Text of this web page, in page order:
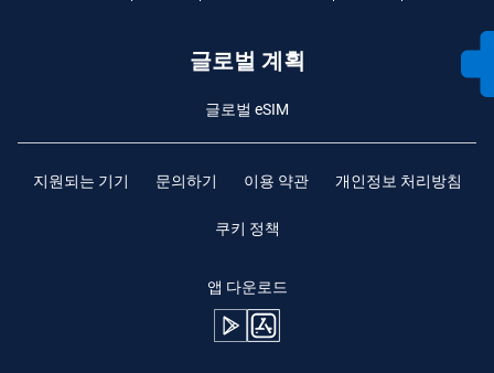
글로벌 계획
글로벌 eSIM
지원되는 기기 문의하기 이용 약관 개인정보 처리방침
쿠키 정책
앱 다운로드